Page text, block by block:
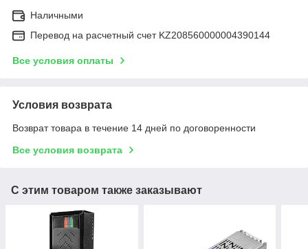
Наличными
Перевод на расчетный счет KZ208560000004390144
Все условия оплаты
Условия возврата
Возврат товара в течение 14 дней по договоренности
Все условия возврата
С этим товаром также заказывают